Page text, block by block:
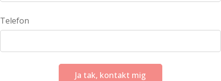
Telefon
Ja tak, kontakt mig